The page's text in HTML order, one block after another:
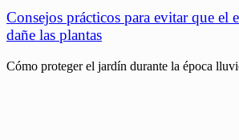
Consejos prácticos para evitar que el
dañe las plantas
Cómo proteger el jardín durante la época